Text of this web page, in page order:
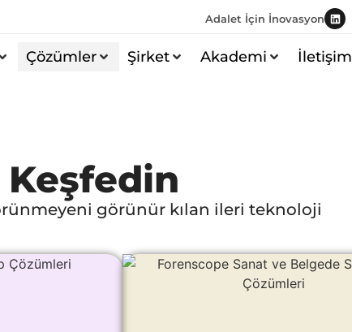
Adalet İçin İnovasyon
Çözümler Şirket Akademi İletişim
görünür kılan ileri teknoloji